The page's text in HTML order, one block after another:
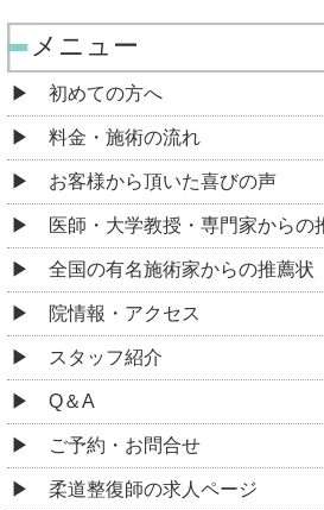
メニュー
初めての方へ
料金・施術の流れ
お客様から頂いた喜びの声
医師・大学教授・専門家からの
全国の有名施術家からの推薦状
院情報・アクセス
スタッフ紹介
Q＆A
ご予約・お問合せ
柔道整復師の求人ページ